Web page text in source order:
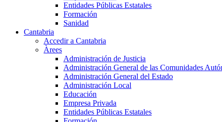
Entidades Públicas Estatales
Formación
Sanidad
Cantabria
Accedir a Cantabria
Àrees
Administración de Justicia
Administración General de las Comunidades
Administración General del Estado
Administración Local
Educación
Empresa Privada
Entidades Públicas Estatales